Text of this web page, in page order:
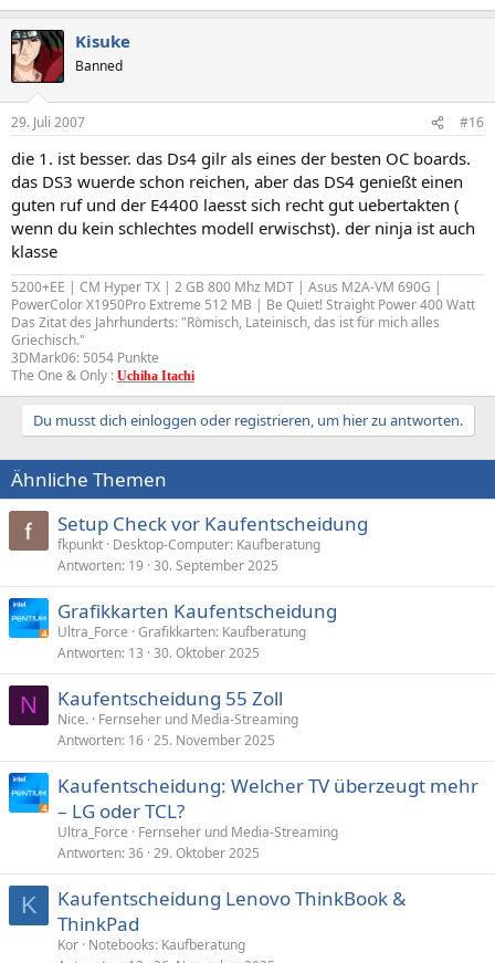
Kisuke
Banned
29. Juli 2007 #16
die 1. ist besser. das Ds4 gilr als eines der besten OC boards.
das DS3 wuerde schon reichen, aber das DS4 genießt einen
guten ruf und der E4400 laesst sich recht gut uebertakten (
wenn du kein schlechtes modell erwischst). der ninja ist auch
klasse
5200+EE | CM Hyper TX | 2 GB 800 Mhz MDT | Asus M2A-VM 690G |
PowerColor X1950Pro Extreme 512 MB | Be Quiet! Straight Power 400 Watt
Das Zitat des Jahrhunderts: "Römisch, Lateinisch, das ist für mich alles
Griechisch."
3DMark06: 5054 Punkte
The One & Only : Uchiha Itachi
Du musst dich einloggen oder registrieren, um hier zu antworten.
Ähnliche Themen
Setup Check vor Kaufentscheidung
fkpunkt Desktop-Computer: Kaufberatung
Antworten 19 30. September 2025
Grafikkarten Kaufentscheidung
Ultra_Force Grafikkarten: Kaufberatung
Antworten 13 30. Oktober 2025
N Kaufentscheidung 55 Zoll
Nice. Fernseher und Media-Streaming
Antworten 16 25. November 2025
Kaufentscheidung: Welcher TV überzeugt mehr
– LG oder TCL?
Ultra_Force
Fernseher und Media-Streaming
Antworten 36 29. Oktober 2025
K
Kaufentscheidung Lenovo ThinkBook &
ThinkPad
Kor Notebooks: Kaufberatung